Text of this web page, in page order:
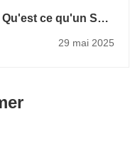
Qu'est ce qu'un SOC
29 mai 2025